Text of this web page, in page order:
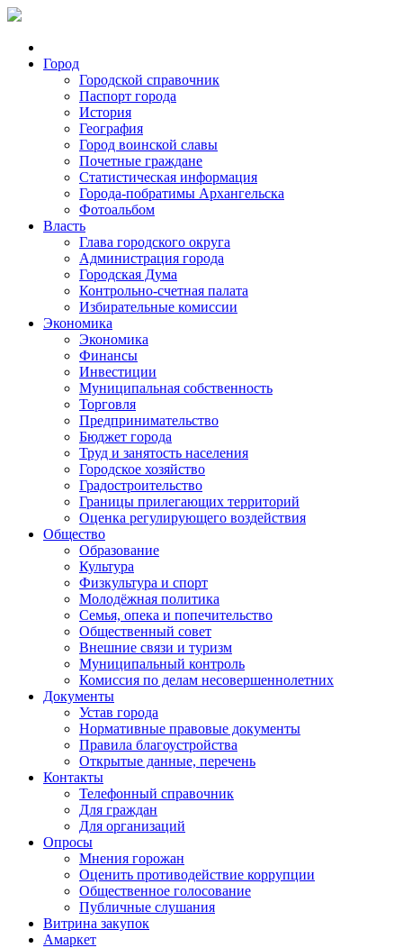
Город
Городской справочник
Паспорт города
История
География
Город воинской славы
Почетные граждане
Статистическая информация
Города-побратимы Архангельска
Фотоальбом
Власть
Глава городского округа
Администрация города
Городская Дума
Контрольно-счетная палата
Избирательные комиссии
Экономика
Экономика
Финансы
Инвестиции
Муниципальная собственность
Торговля
Предпринимательство
Бюджет города
Труд и занятость населения
Городское хозяйство
Градостроительство
Границы прилегающих территорий
Оценка регулирующего воздействия
Общество
Образование
Культура
Физкультура и спорт
Молодёжная политика
Семья, опека и попечительство
Общественный совет
Внешние связи и туризм
Муниципальный контроль
Комиссия по делам несовершеннолетних
Документы
Устав города
Нормативные правовые документы
Правила благоустройства
Открытые данные, перечень
Контакты
Телефонный справочник
Для граждан
Для организаций
Опросы
Мнения горожан
Оценить противодействие коррупции
Общественное голосование
Публичные слушания
Витрина закупок
Амаркет